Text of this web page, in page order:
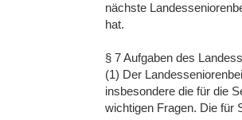
nächste
hat.
§ 7 Aufgaben des
(1) Der
insbesondere die für die
wichtigen Fragen. Die für